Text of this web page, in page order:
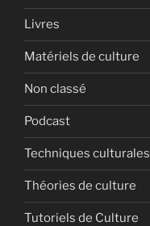
Livres
Matériels de culture
Non classé
Podcast
Techniques culturales
Théories de culture
Tutoriels de Culture